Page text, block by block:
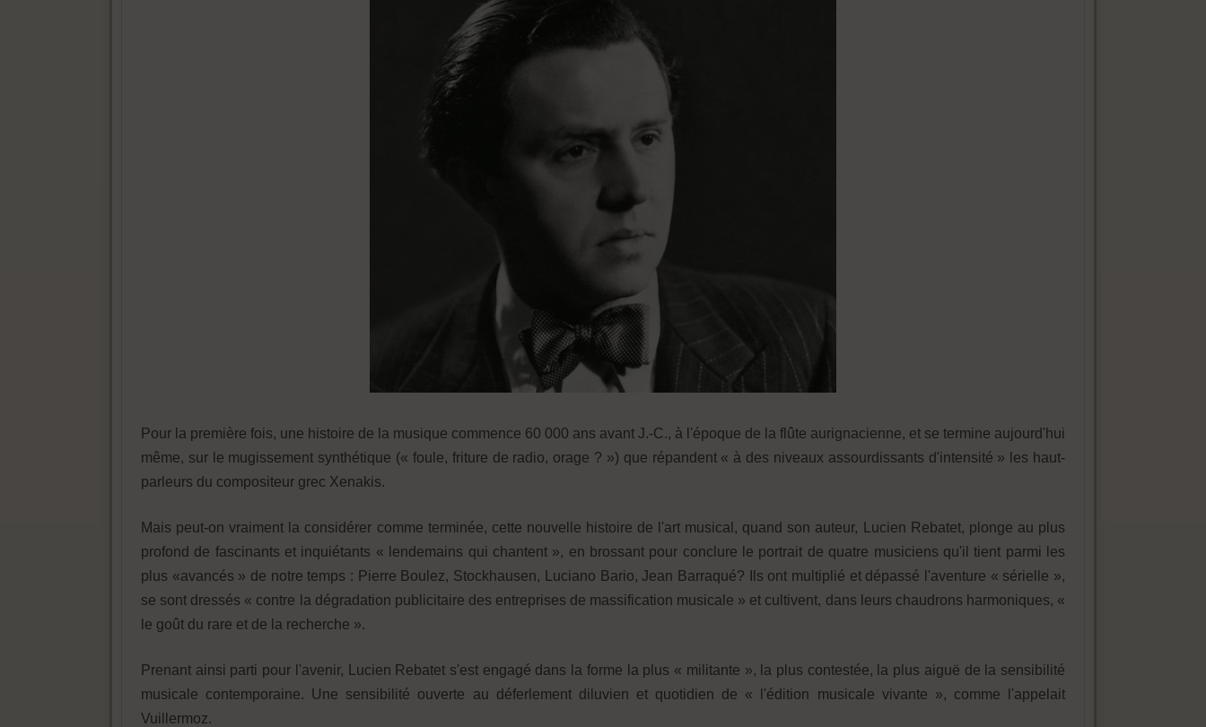
Pour la première fois, une histoire de la musique commence 60 000 ans avant J.-C., à l'époque de la flûte aurignacienne, et se termine aujourd'hui
même, sur le mugissement synthétique (« foule, friture de radio, orage ? ») que répandent « à des niveaux assourdissants d'intensité » les haut-
parleurs du compositeur grec Xenakis.
Mais peut-on vraiment la considérer comme terminée, cette nouvelle histoire de l'art musical, quand son auteur, Lucien Rebatet, plonge au plus
profond de fascinants et inquiétants « lendemains qui chantent », en brossant pour conclure le portrait de quatre musiciens qu'il tient parmi les
plus «avancés » de notre temps : Pierre Boulez, Stockhausen, Luciano Bario, Jean Barraqué? Ils ont multiplié et dépassé l'aventure « sérielle »,
se sont dressés « contre la dégradation publicitaire des entreprises de massification musicale » et cultivent, dans leurs chaudrons harmoniques, «
le goût du rare et de la recherche ».
Prenant ainsi parti pour l'avenir, Lucien Rebatet s'est engagé dans la forme la plus « militante », la plus contestée, la plus aiguë de la sensibilité
musicale contemporaine. Une sensibilité ouverte au déferlement diluvien et quotidien de « l'édition musicale vivante », comme l'appelait
Vuillermoz.